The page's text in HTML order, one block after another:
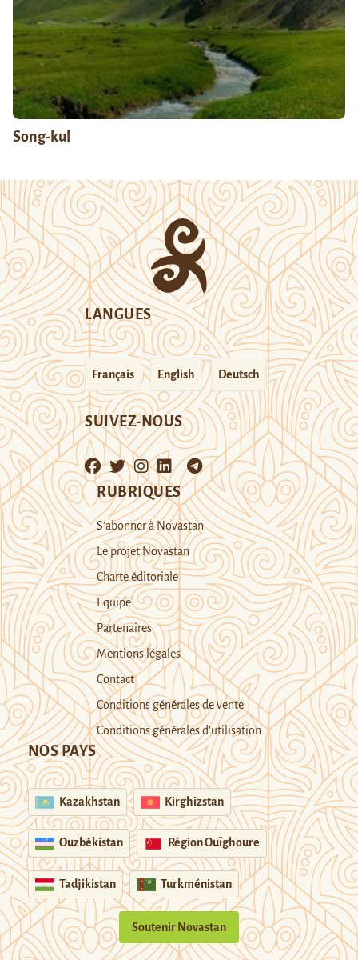
Song-kul
LANGUES
Français English Deutsch
SUIVEZ-NOUS
RUBRIQUES
S’abonner à Novastan
Le projet Novastan
Charte éditoriale
Equipe
Partenaires
Mentions légales
Contact
Conditions générales de vente
Conditions générales d’utilisation
NOS PAYS
Kazakhstan Kirghizstan
Ouzbékistan Région Ouïghoure
Tadjikistan Turkménistan
Soutenir Novastan